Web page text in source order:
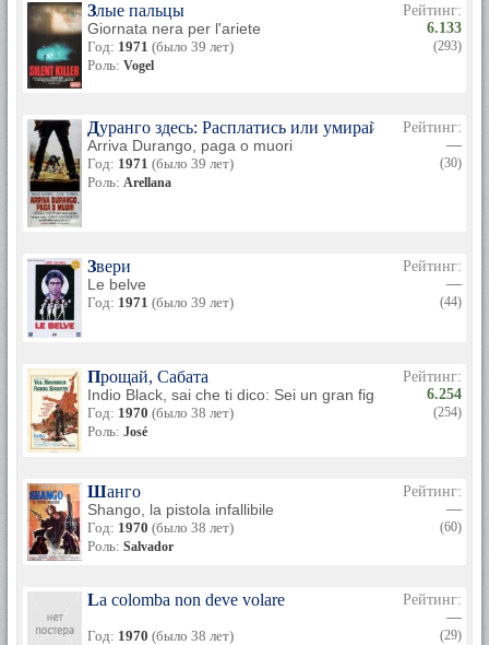
Злые пальцы
Giornata nera per l'ariete
Год: 1971 (было 39 лет)
Роль: Vogel
Рейтинг:
6.133
(293)
Дуранго здесь: Расплатись или умирай
Arriva Durango, paga o muori
Год: 1971 (было 39 лет)
Роль: Arellana
Рейтинг:
—
(30)
Звери
Le belve
Год: 1971 (было 39 лет)
Рейтинг:
—
(44)
Прощай, Сабата
Indio Black, sai che ti dico: Sei un gran figlio di...
Год: 1970 (было 38 лет)
Роль: José
Рейтинг:
6.254
(254)
Шанго
Shango, la pistola infallibile
Год: 1970 (было 38 лет)
Роль: Salvador
Рейтинг:
—
(60)
La colomba non deve volare
Год: 1970 (было 38 лет)
Рейтинг:
—
(29)